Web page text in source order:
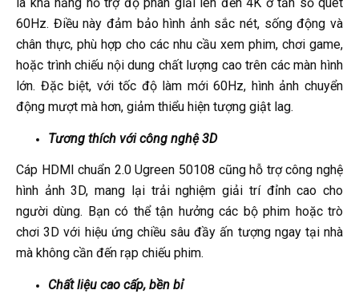
là khả năng hỗ trợ độ phân giải lên đến 4K ở tần số quét
60Hz. Điều này đảm bảo hình ảnh sắc nét, sống động và
chân thực, phù hợp cho các nhu cầu xem phim, chơi game,
hoặc trình chiếu nội dung chất lượng cao trên các màn hình
lớn. Đặc biệt, với tốc độ làm mới 60Hz, hình ảnh chuyển
động mượt mà hơn, giảm thiểu hiện tượng giật lag.
Tương thích với công nghệ 3D
Cáp HDMI chuẩn 2.0 Ugreen 50108 cũng hỗ trợ công nghệ
hình ảnh 3D, mang lại trải nghiệm giải trí đỉnh cao cho
người dùng. Bạn có thể tận hưởng các bộ phim hoặc trò
chơi 3D với hiệu ứng chiều sâu đầy ấn tượng ngay tại nhà
mà không cần đến rạp chiếu phim.
Chất liệu cao cấp, bền bỉ